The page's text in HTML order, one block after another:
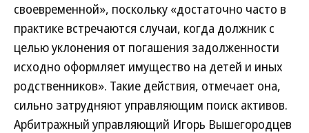
своевременной», поскольку «достаточно часто в
практике встречаются случаи, когда должник с
целью уклонения от погашения задолженности
исходно оформляет имущество на детей и иных
родственников». Такие действия, отмечает она,
сильно затрудняют управляющим поиск активов.
Арбитражный управляющий Игорь Вышегородцев